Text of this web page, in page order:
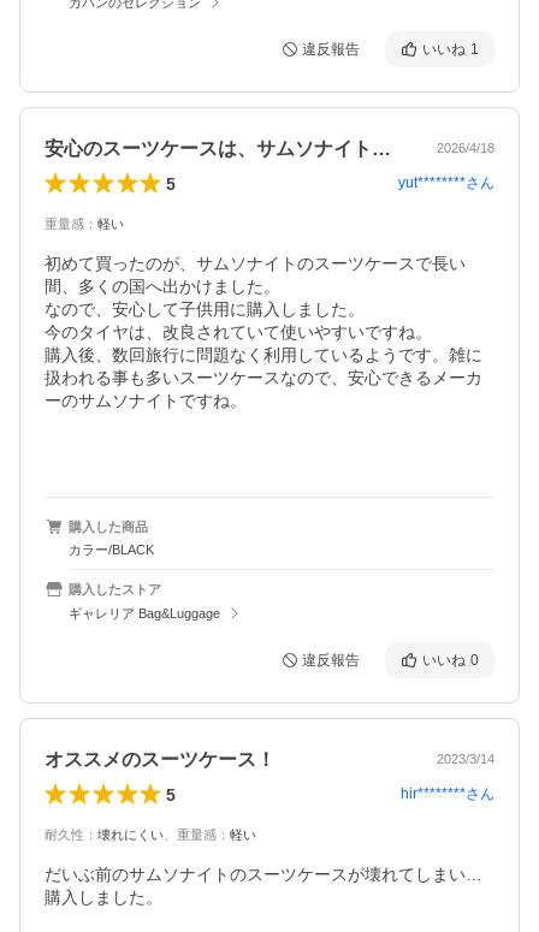
違反報告 いいね 1
安心のスーツケースは、サムソナイトですね 2026/4/18
5 yut********さん
重量感 ： 軽い
初めて買ったのが、サムソナイトのスーツケースで長い
間、多くの国へ出かけました。
なので、安心して子供用に購入しました。
今のタイヤは、改良されていて使いやすいですね。
購入後、数回旅行に問題なく利用しているようです。雑に
扱われる事も多いスーツケースなので、安心できるメーカ
ーのサムソナイトですね。
購入した商品
カラー/BLACK
購入したストア
ギャレリア Bag&Luggage
違反報告 いいね 0
オススメのスーツケース！ 2023/3/14
5 hir********さん
耐久性 ： 壊れにくい 重量感 ： 軽い
だいぶ前のサムソナイトのスーツケースが壊れてしまい…
購入しました。